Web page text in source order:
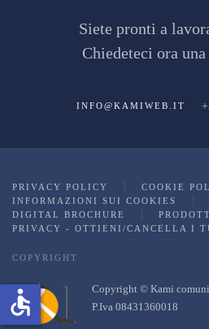
Siete pronti a
Chiedeteci ora
INFO@KAMIWEB.IT
PRIVACY POLICY
COOKIE
INFORMAZIONI SUI COOKIES
DIGITAL BROCHURE
PRIVACY - OTTIENI/CANCELLA I
COPYRIGHT
Copyright © Kami
P.Iva 08431360018
accessible